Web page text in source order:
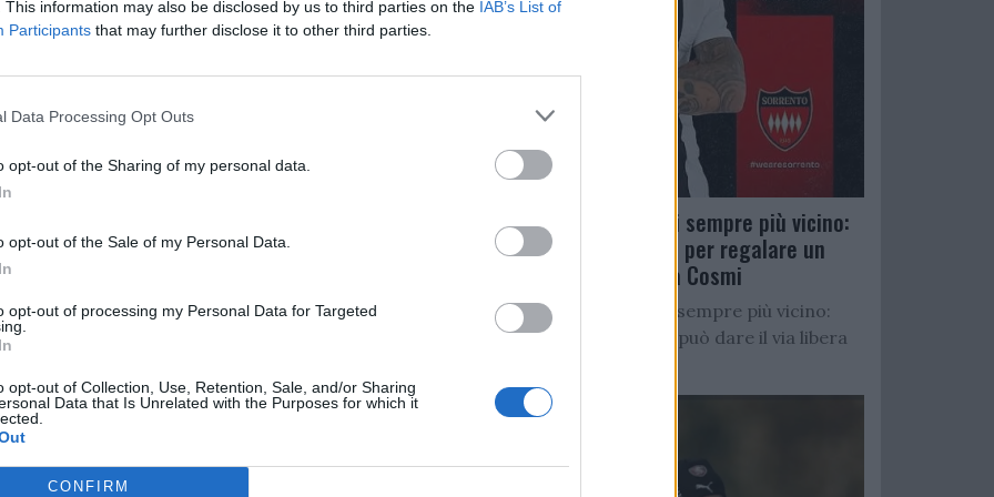
This information may also be disclosed by us to third parties on the IAB’s List of
Participants that may further disclose it to other third parties.
Data Processing Opt Outs
opt-out of the Sharing of my personal data.
opt-out of the Sale of my Personal Data.
opt-out of processing my Personal Data for Targeted
opt-out of Collection, Use, Retention, Sale, and/or Sharing
Data that Is Unrelated with the Purposes for which it
CONFIRM
Inter e Sampdoria su tutte. Intanto,
nato a Roma ha sicuramente
ma soprattutto per la
a Milik. Da lì si susseguirono polemiche
fu poi fermato. Dopo quella gara, per
con varie sconfitte e prestazioni non
a lasciare ancora il segno.
Salernitana, D’Ursi sempre più vicino:
Faggiano accelera per regalare un
altro attaccante a Cosmi
Salernitana, D’Ursi sempre più vicino:
Starita al Sorrento può dare il via libera